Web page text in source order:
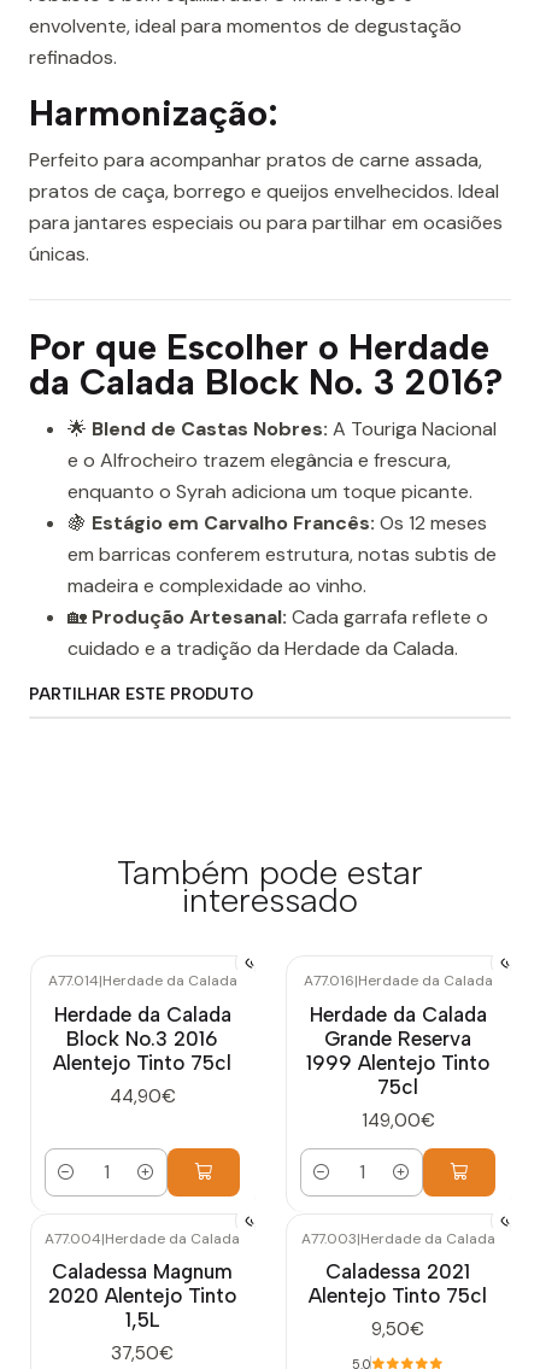
envolvente, ideal para momentos de degustação
refinados.
Harmonização:
Perfeito para acompanhar pratos de carne assada,
pratos de caça, borrego e queijos envelhecidos. Ideal
para jantares especiais ou para partilhar em ocasiões
únicas.
Por que Escolher o Herdade
da Calada Block No. 3 2016?
🌟 Blend de Castas Nobres: A Touriga Nacional
e o Alfrocheiro trazem elegância e frescura,
enquanto o Syrah adiciona um toque picante.
🍇 Estágio em Carvalho Francês: Os 12 meses
em barricas conferem estrutura, notas subtis de
madeira e complexidade ao vinho.
🏡 Produção Artesanal: Cada garrafa reflete o
cuidado e a tradição da Herdade da Calada.
PARTILHAR ESTE PRODUTO
Também pode estar
interessado
A77.014|Herdade da Calada
Herdade da Calada
Block No.3 2016
Alentejo Tinto 75cl
44,90€
Quantidade
A77.016|Herdade da Calada
Herdade da Calada
Grande Reserva
1999 Alentejo Tinto
75cl
149,00€
Quantidade
A77.004|Herdade da Calada
Caladessa Magnum
2020 Alentejo Tinto
1,5L
37,50€
A77.003|Herdade da Calada
Caladessa 2021
Alentejo Tinto 75cl
9,50€
5.0